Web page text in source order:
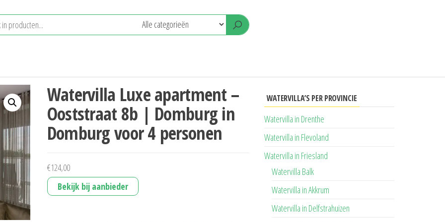
Watervilla Luxe apartment –
Ooststraat 8b | Domburg in
Domburg voor 4 personen
€124,00
Bekijk bij aanbieder
WATERVILLA’S PER PROVINCIE
Watervilla in Drenthe
Watervilla in Flevoland
Watervilla in Friesland
Watervilla Balk
Watervilla in Akkrum
Watervilla in Delfstrahuizen